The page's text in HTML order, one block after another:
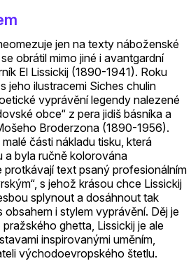
jen na texty náboženské
obrátil mimo jiné i avantgardní
El Lissickij (1890-1941). Roku
jeho ilustracemi Siches chulin
vyprávění legendy nalezené
obce“ z pera jidiš básníka a
Broderzona (1890-1956).
části nákladu tisku, která
a byla ručně kolorována
protkávají text psaný profesionálním
s jehož krásou chce Lissickij
splynout a dosáhnout tak
i stylem vyprávění. Děj je
ghetta, Lissickij je ale
inspirovanými uměním,
východoevropského štetlu.